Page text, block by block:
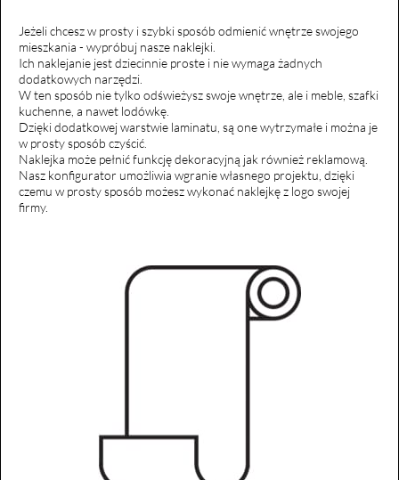
Jeżeli chcesz w prosty i szybki sposób odmienić wnętrze swojego
mieszkania - wypróbuj nasze naklejki.
Ich naklejanie jest dziecinnie proste i nie wymaga żadnych
dodatkowych narzędzi.
W ten sposób nie tylko odświeżysz swoje wnętrze, ale i meble, szafki
kuchenne, a nawet lodówkę.
Dzięki dodatkowej warstwie laminatu, są one wytrzymałe i można je
w prosty sposób czyścić.
Naklejka może pełnić funkcję dekoracyjną jak również reklamową.
Nasz konfigurator umożliwia wgranie własnego projektu, dzięki
czemu w prosty sposób możesz wykonać naklejkę z logo swojej
firmy.